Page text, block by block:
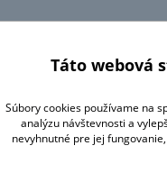
Táto webová
Súbory cookies používame na
analýzu návštevnosti a
nevyhnutné pre jej